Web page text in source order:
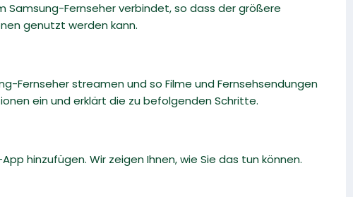
Samsung-Fernseher verbindet, so dass der größere
genutzt werden kann.
Fernseher streamen und so Filme und Fernsehsendungen
ein und erklärt die zu befolgenden Schritte.
hinzufügen. Wir zeigen Ihnen, wie Sie das tun können.